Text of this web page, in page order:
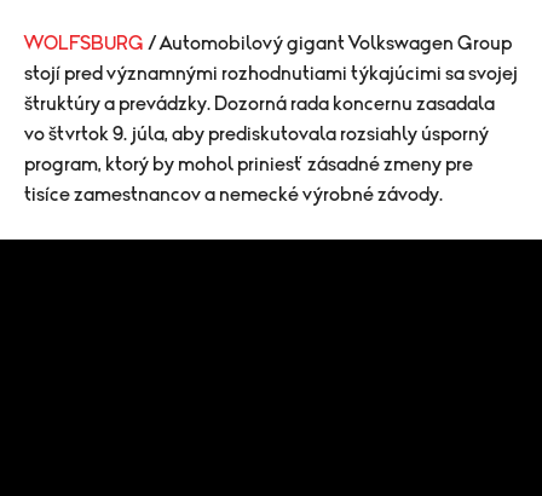
WOLFSBURG / Automobilový gigant Volkswagen Group
stojí pred významnými rozhodnutiami týkajúcimi sa svojej
štruktúry a prevádzky. Dozorná rada koncernu zasadala
vo štvrtok 9. júla, aby prediskutovala rozsiahly úsporný
program, ktorý by mohol priniesť zásadné zmeny pre
tisíce zamestnancov a nemecké výrobné závody.